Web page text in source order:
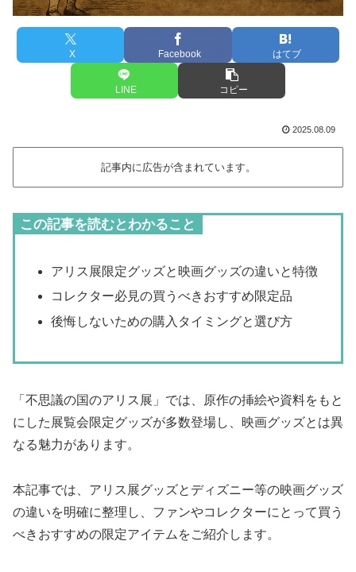
X Facebook はてブ
LINE コピー
2025.08.09
記事内に広告が含まれています。
この記事を読むとわかること
アリス展限定グッズと映画グッズの違いと特徴
コレクター必見の買うべきおすすめ限定品
後悔しないための購入タイミングと選び方
「不思議の国のアリス展」では、原作の挿絵や資料をもと
にした展覧会限定グッズが多数登場し、映画グッズとは異
なる魅力があります。
本記事では、アリス展グッズとディズニー等の映画グッズ
の違いを明確に整理し、ファンやコレクターにとって買う
べきおすすめの限定アイテムをご紹介します。